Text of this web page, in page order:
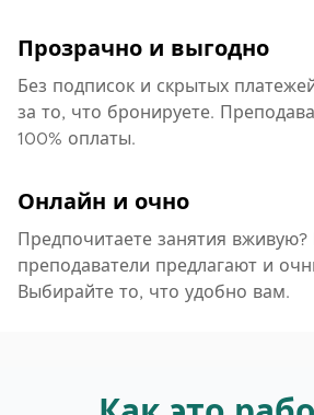
Прозрачно и выгодно
Без подписок и скрытых
за то, что бронируете.
100% оплаты.
Онлайн и очно
Предпочитаете занятия
преподаватели предлагают и
Выбирайте то, что удобно вам.